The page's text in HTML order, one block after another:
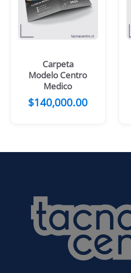
Carpeta
Modelo Centro
Medico
$140,000.00